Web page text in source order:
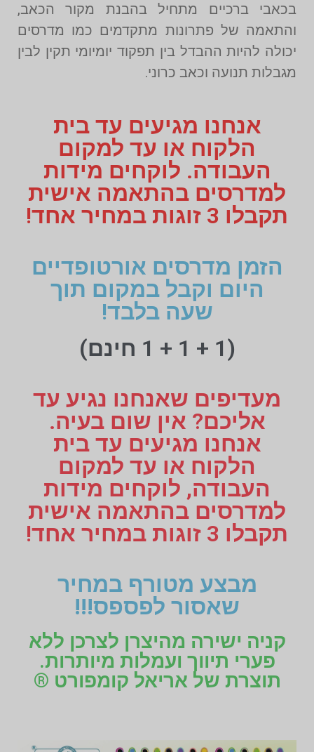
בכאבי ברכיים מתחיל בהבנת מקור הכאב,
והתאמה של פתרונות מתקדמים כמו מדרסים
יכולה להיות ההבדל בין תפקוד יומיומי תקין לבין
מגבלות תנועה וכאב כרוני.
אנחנו מגיעים עד בית
הלקוח או עד למקום
העבודה. לוקחים מידות
למדרסים בהתאמה אישית
תקבלו 3 זוגות במחיר אחד!
הזמן מדרסים אורטופדיים
היום וקבל במקום תוך
שעה בלבד!
(1 + 1 + 1 חינם)
מעדיפים שאנחנו נגיע עד
אליכם? אין שום בעיה.
אנחנו מגיעים עד בית
הלקוח או עד למקום
העבודה, לוקחים מידות
למדרסים בהתאמה אישית
תקבלו 3 זוגות במחיר אחד!
מבצע מטורף במחיר
שאסור לפספס!!!
קניה ישירה מהיצרן לצרכן ללא
פערי תיווך ועמלות מיותרות.
תוצרת של אריאל קומפורט ®